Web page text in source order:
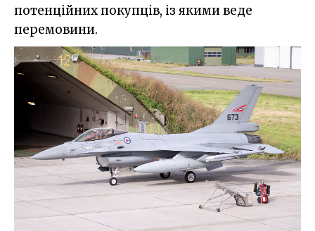
потенційних покупців, із якими веде
перемовини.